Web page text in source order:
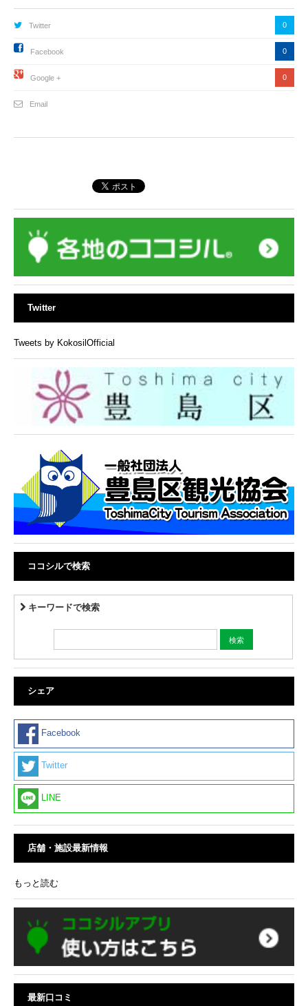
Twitter 0
Facebook 0
Google + 0
Email
Twitter
Tweets by KokosilOfficial
ココシルで検索
キーワードで検索
シェア
Facebook
Twitter
LINE
店舗・施設最新情報
もっと読む
最新口コミ